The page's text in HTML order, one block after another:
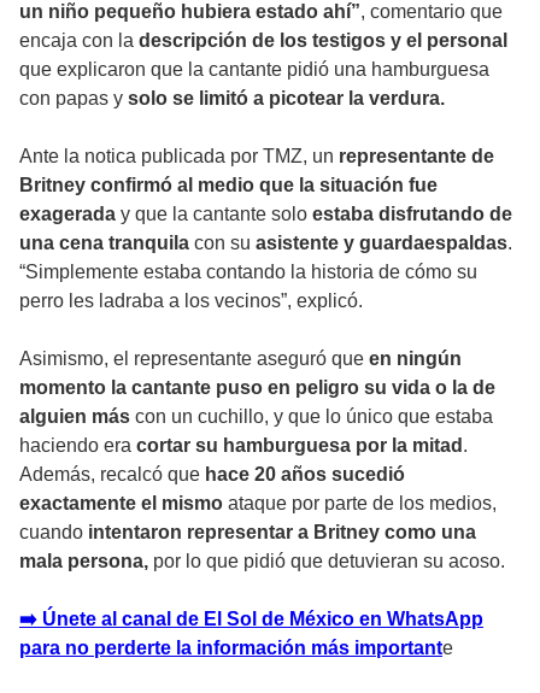
un niño pequeño hubiera estado ahí”, comentario que
encaja con la descripción de los testigos y el personal
que explicaron que la cantante pidió una hamburguesa
con papas y solo se limitó a picotear la verdura.
Ante la notica publicada por TMZ, un representante de
Britney confirmó al medio que la situación fue
exagerada y que la cantante solo estaba disfrutando de
una cena tranquila con su asistente y guardaespaldas.
“Simplemente estaba contando la historia de cómo su
perro les ladraba a los vecinos”, explicó.
Asimismo, el representante aseguró que en ningún
momento la cantante puso en peligro su vida o la de
alguien más con un cuchillo, y que lo único que estaba
haciendo era cortar su hamburguesa por la mitad .
Además, recalcó que hace 20 años sucedió
exactamente el mismo ataque por parte de los medios,
cuando intentaron representar a Britney como una
mala persona, por lo que pidió que detuvieran su acoso.
➡️ Únete al canal de El Sol de México en WhatsApp
para no perderte la información más importante